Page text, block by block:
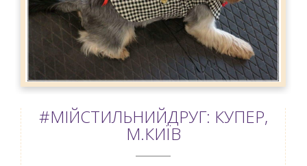
#МІЙСТИЛЬНИЙДРУГ: КУПЕР,
М.КИЇВ